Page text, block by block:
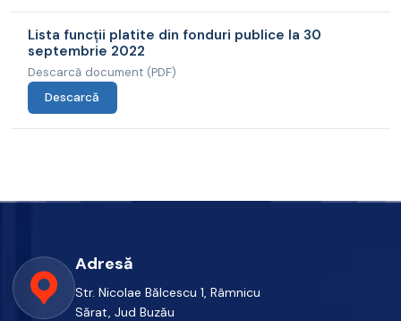
Lista funcții platite din fonduri publice la 30
septembrie 2022
Descarcă document (PDF)
Descarcă
Adresă
Str. Nicolae Bălcescu 1, Râmnicu
Sărat, Jud Buzău